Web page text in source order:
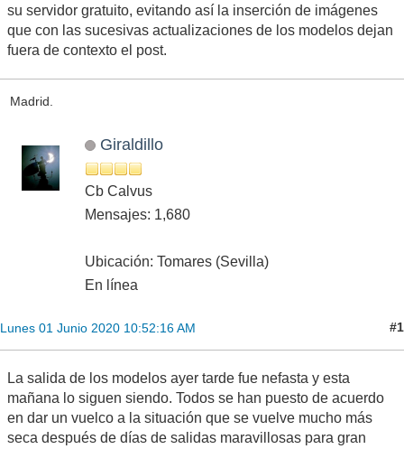
su servidor gratuito, evitando así la inserción de imágenes
que con las sucesivas actualizaciones de los modelos dejan
fuera de contexto el post.
Madrid.
Giraldillo
Cb Calvus
Mensajes: 1,680
Ubicación: Tomares (Sevilla)
En línea
Lunes 01 Junio 2020 10:52:16 AM #1
La salida de los modelos ayer tarde fue nefasta y esta
mañana lo siguen siendo. Todos se han puesto de acuerdo
en dar un vuelco a la situación que se vuelve mucho más
seca después de días de salidas maravillosas para gran